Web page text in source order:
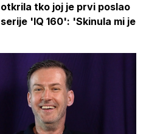
tko joj je prvi poslao
'IQ 160': 'Skinula mi je